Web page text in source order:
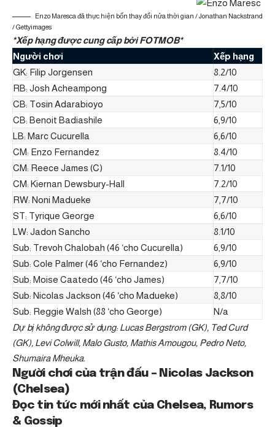
Enzo Maresca đã thực hiện bốn thay đổi nửa thời gian / Jonathan Nackstrand
/ Gettyimages
*Xếp hạng được cung cấp bởi FOTMOB*
Người chơi
Xếp hạng
GK: Filip Jorgensen
8.2/10
RB: Josh Acheampong
7.4/10
CB: Tosin Adarabioyo
7,5/10
CB: Benoit Badiashile
6,9/10
LB: Marc Cucurella
6,6/10
CM: Enzo Fernandez
8.4/10
CM: Reece James (C)
7.1/10
CM: Kiernan Dewsbury-Hall
7.2/10
RW: Noni Madueke
7,7/10
ST: Tyrique George
6,6/10
LW: Jadon Sancho
8.1/10
Sub: Trevoh Chalobah (46 ‘cho Cucurella)
6,9/10
Sub: Cole Palmer (46 ‘cho Fernandez)
6,9/10
Sub: Moise Caatedo (46 ‘cho James)
7,7/10
Sub: Nicolas Jackson (46 ‘cho Madueke)
8,8/10
Sub: Reggie Walsh (88 ‘cho George)
N/a
Dự bị không được sử dụng: Lucas Bergstrom (GK), Ted Curd
(GK), Levi Colwill, Malo Gusto, Mathis Amougou, Pedro Neto,
Shumaira Mheuka.
Người chơi của trận đấu – Nicolas Jackson
(Chelsea)
Đọc tin tức mới nhất của Chelsea, Rumors
& Gossip